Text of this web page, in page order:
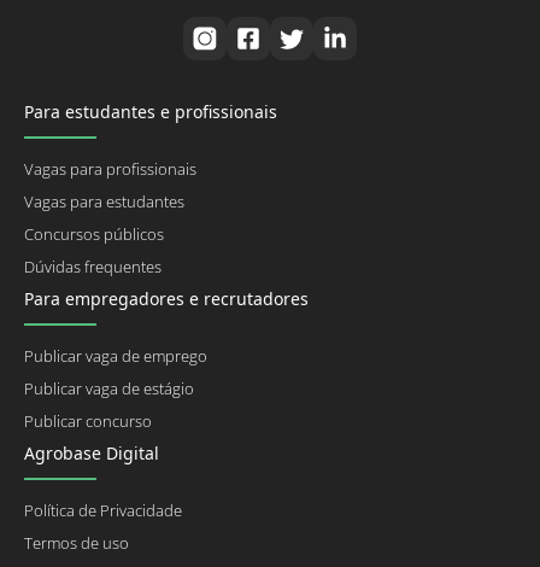
Para estudantes e profissionais
Vagas para profissionais
Vagas para estudantes
Concursos públicos
Dúvidas frequentes
Para empregadores e recrutadores
Publicar vaga de emprego
Publicar vaga de estágio
Publicar concurso
Agrobase Digital
Política de Privacidade
Termos de uso